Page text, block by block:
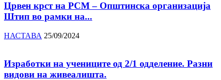
Црвен крст на РСМ – Општинска организација
Штип во рамки на...
НАСТАВА 25/09/2024
Изработки на учениците од 2/1 одделение. Разни
видови на живеалишта.